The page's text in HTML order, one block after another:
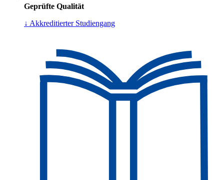
Geprüfte Qualität
↓ Akkreditierter Studiengang